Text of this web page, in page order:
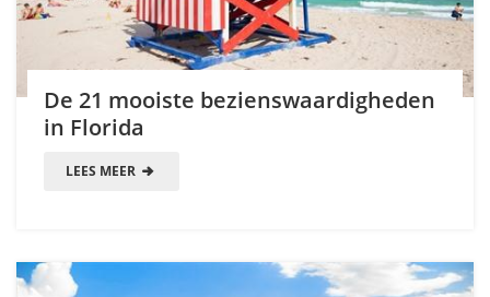
De 21 mooiste bezienswaardigheden
in Florida
LEES MEER